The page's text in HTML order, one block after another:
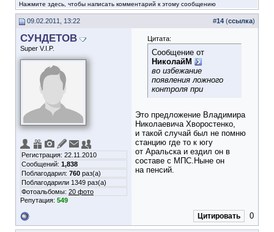
Нажмите здесь, чтобы написать комментарий к этому сообщению
09.02.2011, 13:22 #14 (ссылка)
СУНДЕТОВ
Super V.I.P.
Регистрация: 22.11.2010
Сообщений: 1,838
Поблагодарил: 760 раз(а)
Поблагодарили 1349 раз(а)
Фотоальбомы: 20 фото
Репутация: 549
Цитата:
Сообщение от
НиколайМ
во избежание
появления ложного
контроля при
Это предложение Владимира
Николаевича Хворостенко,
и такой случай был не помню
станцию где то к югу
от Аральска и ездил он в
составе с МПС.Ныне он
на пенсий.
Цитировать 0